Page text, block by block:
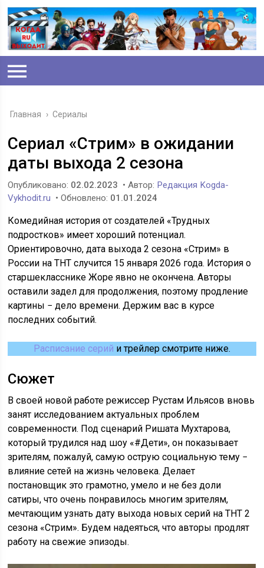
Главная › Сериалы
Сериал «Стрим» в ожидании
даты выхода 2 сезона
Опубликовано: 02.02.2023 • Автор: Редакция Kogda-
Vykhodit.ru • Обновлено: 01.01.2024
Комедийная история от создателей «Трудных
подростков» имеет хороший потенциал.
Ориентировочно, дата выхода 2 сезона «Стрим» в
России на ТНТ случится 15 января 2026 года. История о
старшекласснике Жоре явно не окончена. Авторы
оставили задел для продолжения, поэтому продление
картины − дело времени. Держим вас в курсе
последних событий.
Расписание серий и трейлер смотрите ниже.
Сюжет
В своей новой работе режиссер Рустам Ильясов вновь
занят исследованием актуальных проблем
современности. Под сценарий Ришата Мухтарова,
который трудился над шоу «#Дети», он показывает
зрителям, пожалуй, самую острую социальную тему −
влияние сетей на жизнь человека. Делает
постановщик это грамотно, умело и не без доли
сатиры, что очень понравилось многим зрителям,
мечтающим узнать дату выхода новых серий на ТНТ 2
сезона «Стрим». Будем надеяться, что авторы продлят
работу на свежие эпизоды.